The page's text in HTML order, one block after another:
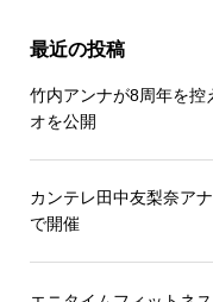
最近の投稿
竹内アンナが8周年を控
オを公開
カンテレ田中友梨奈ア
で開催